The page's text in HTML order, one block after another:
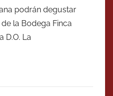
podrán degustar
la Bodega Finca
D.O. La